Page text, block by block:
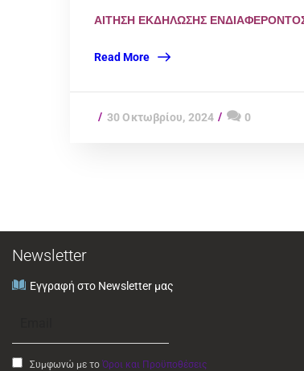
ΑΙΤΗΣΗ ΕΚΔΗΛΩΣΗΣ
Read More
30 Οκτωβρίου, 2024 0
Newsletter
Εγγραφή στο Newsletter μας
Συμφωνώ με το Όροι και Προϋποθέσεις